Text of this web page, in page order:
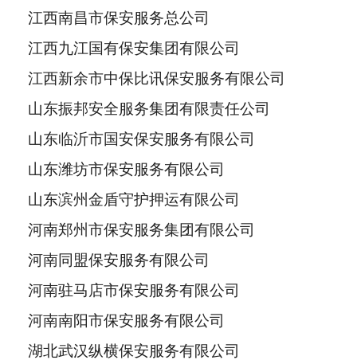
江西南昌市保安服务总公司
江西九江国有保安集团有限公司
江西新余市中保比讯保安服务有限公司
山东振邦安全服务集团有限责任公司
山东临沂市国安保安服务有限公司
山东潍坊市保安服务有限公司
山东滨州金盾守护押运有限公司
河南郑州市保安服务集团有限公司
河南同盟保安服务有限公司
河南驻马店市保安服务有限公司
河南南阳市保安服务有限公司
湖北武汉纵横保安服务有限公司